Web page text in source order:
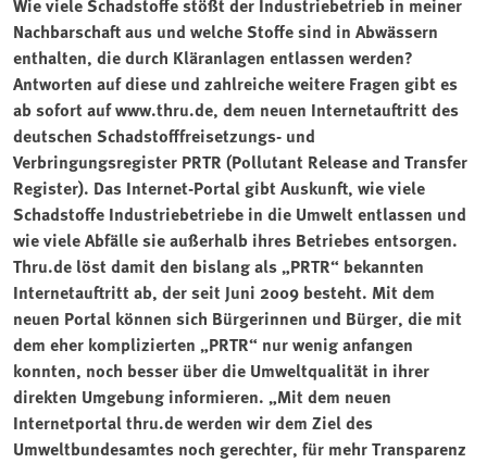
Wie viele Schadstoffe stößt der Industriebetrieb in meiner
Nachbarschaft aus und welche Stoffe sind in Abwässern
enthalten, die durch Kläranlagen entlassen werden?
Antworten auf diese und zahlreiche weitere Fragen gibt es
ab sofort auf www.thru.de, dem neuen Internetauftritt des
deutschen Schadstofffreisetzungs- und
Verbringungsregister PRTR (Pollutant Release and Transfer
Register). Das Internet-Portal gibt Auskunft, wie viele
Schadstoffe Industriebetriebe in die Umwelt entlassen und
wie viele Abfälle sie außerhalb ihres Betriebes entsorgen.
Thru.de löst damit den bislang als „PRTR“ bekannten
Internetauftritt ab, der seit Juni 2009 besteht. Mit dem
neuen Portal können sich Bürgerinnen und Bürger, die mit
dem eher komplizierten „PRTR“ nur wenig anfangen
konnten, noch besser über die Umweltqualität in ihrer
direkten Umgebung informieren. „Mit dem neuen
Internetportal thru.de werden wir dem Ziel des
Umweltbundesamtes noch gerechter, für mehr Transparenz